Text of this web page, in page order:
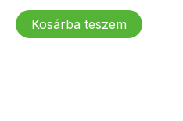
was:
1
1
Kosárba teszem